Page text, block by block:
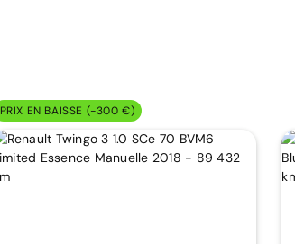
PRIX EN BAISSE (-300 €)